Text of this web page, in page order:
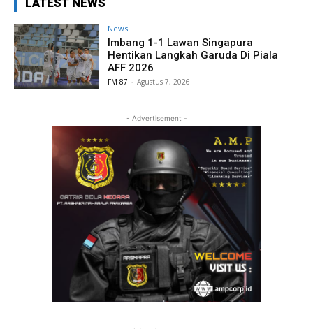
LATEST NEWS
News
Imbang 1-1 Lawan Singapura
Hentikan Langkah Garuda Di Piala
AFF 2026
FM 87 - Agustus 7, 2026
- Advertisement -